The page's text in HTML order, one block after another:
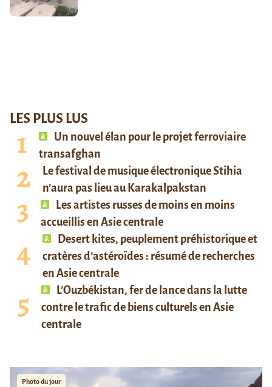
LES PLUS LUS
Un nouvel élan pour le projet ferroviaire
transafghan
Le festival de musique électronique Stihia
n’aura pas lieu au Karakalpakstan
Les artistes russes de moins en moins
accueillis en Asie centrale
Desert kites, peuplement préhistorique et
cratères d’astéroïdes : résumé de recherches
en Asie centrale
L’Ouzbékistan, fer de lance dans la lutte
contre le trafic de biens culturels en Asie
centrale
Photo du jour